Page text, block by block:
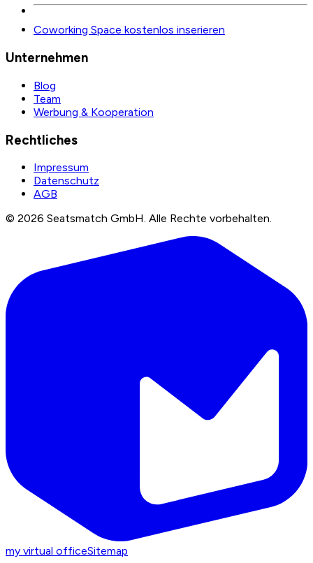
Coworking Space kostenlos inserieren
Unternehmen
Blog
Team
Werbung & Kooperation
Rechtliches
Impressum
Datenschutz
AGB
© 2026 Seatsmatch GmbH. Alle Rechte vorbehalten.
my virtual officeSitemap